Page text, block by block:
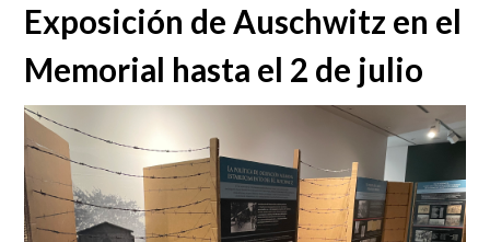
Exposición de Auschwitz en el
Memorial hasta el 2 de julio